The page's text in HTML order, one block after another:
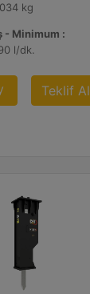
kg
- Minimum :
l/dk.
Teklif Al